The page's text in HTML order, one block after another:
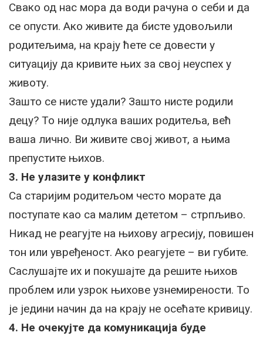
Свако од нас мора да води рачуна о себи и да
се опусти. Ако живите да бисте удовољили
родитељима, на крају ћете се довести у
ситуацију да кривите њих за свој неуспех у
животу.
Зашто се нисте удали? Зашто нисте родили
децу? То није одлука ваших родитеља, већ
ваша лично. Ви живите свој живот, а њима
препустите њихов.
3. Не улазите у конфликт
Са старијим родитељом често морате да
поступате као са малим дететом – стрпљиво.
Никад не реагујте на њихову агресију, повишен
тон или увређеност. Ако реагујете – ви губите.
Саслушајте их и покушајте да решите њихов
проблем или узрок њихове узнемирености. То
је једини начин да на крају не осећате кривицу.
4. Не очекујте да комуникација буде